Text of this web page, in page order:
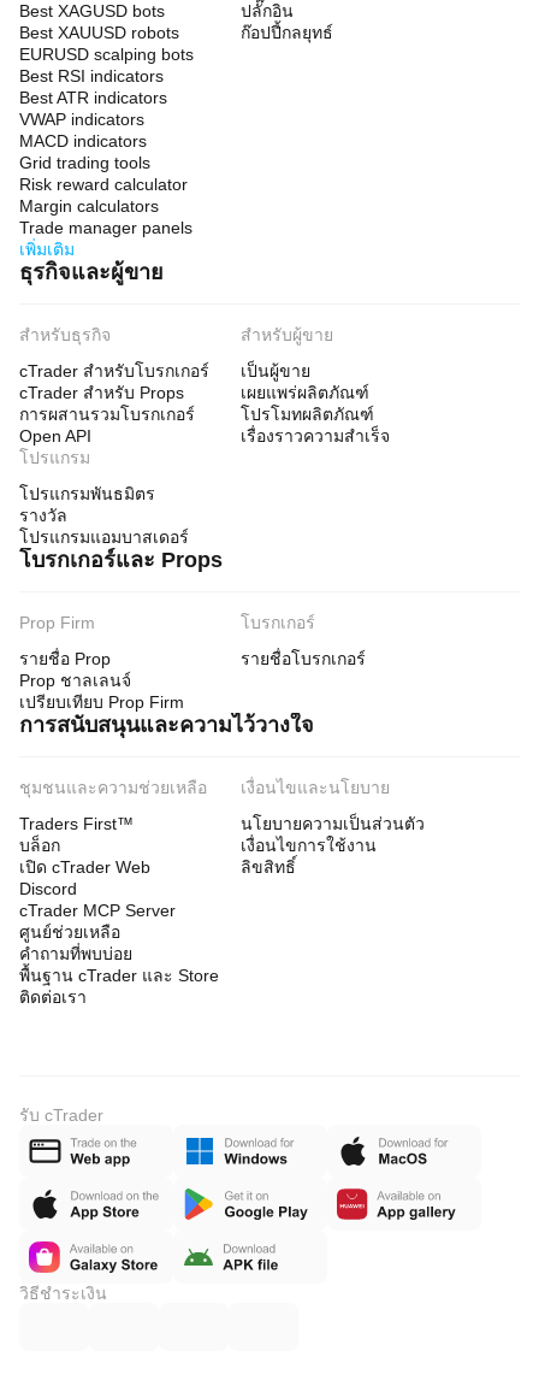
Best XAGUSD bots
Best XAUUSD robots
EURUSD scalping bots
Best RSI indicators
Best ATR indicators
VWAP indicators
MACD indicators
Grid trading tools
Risk reward calculator
Margin calculators
Trade manager panels
เพิ่มเติม
ปลั๊กอิน
ก๊อปปี้กลยุทธ์
ธุรกิจและผู้ขาย
สำหรับธุรกิจ
cTrader สำหรับโบรกเกอร์
cTrader สำหรับ Props
การผสานรวมโบรกเกอร์
Open API
สำหรับผู้ขาย
เป็นผู้ขาย
เผยแพร่ผลิตภัณฑ์
โปรโมทผลิตภัณฑ์
เรื่องราวความสำเร็จ
โปรแกรม
โปรแกรมพันธมิตร
รางวัล
โปรแกรมแอมบาสเดอร์
โบรกเกอร์และ Props
Prop Firm
รายชื่อ Prop
Prop ชาลเลนจ์
เปรียบเทียบ Prop Firm
โบรกเกอร์
รายชื่อโบรกเกอร์
การสนับสนุนและความไว้วางใจ
ชุมชนและความช่วยเหลือ
Traders First™
บล็อก
เปิด cTrader Web
Discord
cTrader MCP Server
ศูนย์ช่วยเหลือ
คำถามที่พบบ่อย
พื้นฐาน cTrader และ Store
ติดต่อเรา
เงื่อนไขและนโยบาย
นโยบายความเป็นส่วนตัว
เงื่อนไขการใช้งาน
ลิขสิทธิ์
รับ cTrader
วิธีชำระเงิน